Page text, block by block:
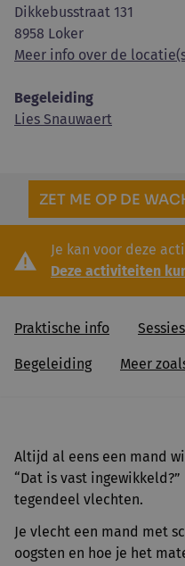
Dikkebusstraat 131
8958 Loker
Meer info over de
Begeleiding
Lies Snauwaert
ZET ME OP DE
Je kan voor deze
Deze activiteiten
Praktische info Sessies
Begeleiding Meer
Altijd al eens een mand
“Dat is vast
tegendeel vlechten.
Je vlecht een mand met
oogsten en hoe je het